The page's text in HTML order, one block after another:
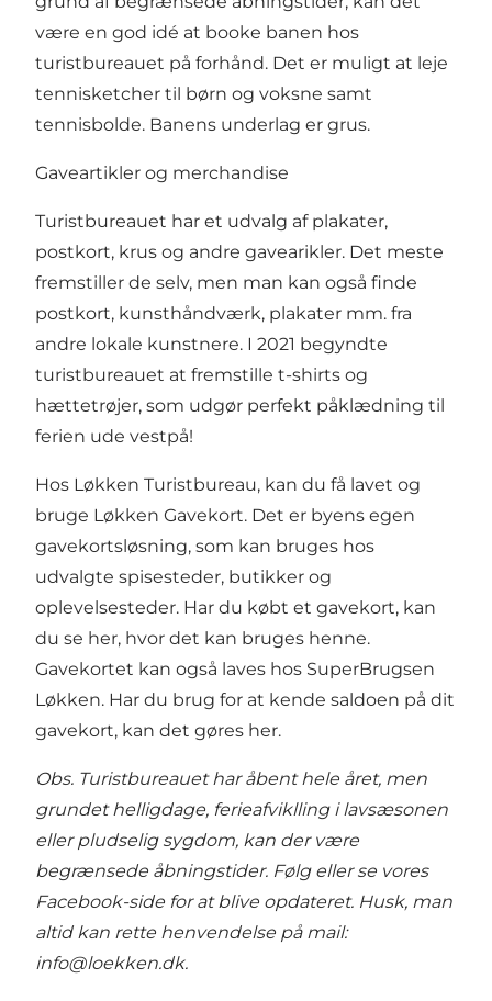
være en god idé at booke banen hos
turistbureauet på forhånd. Det er muligt at leje
tennisketcher til børn og voksne samt
tennisbolde. Banens underlag er grus.
Gaveartikler og merchandise
Turistbureauet har et udvalg af plakater,
postkort, krus og andre gavearikler. Det meste
fremstiller de selv, men man kan også finde
postkort, kunsthåndværk, plakater mm. fra
andre lokale kunstnere. I 2021 begyndte
turistbureauet at fremstille t-shirts og
hættetrøjer, som udgør perfekt påklædning til
ferien ude vestpå!
Hos Løkken Turistbureau, kan du få lavet og
bruge Løkken Gavekort. Det er byens egen
gavekortsløsning, som kan bruges hos
udvalgte spisesteder, butikker og
oplevelsesteder. Har du købt et gavekort, kan
du se her, hvor det kan bruges henne.
Gavekortet kan også laves hos SuperBrugsen
Løkken. Har du brug for at kende saldoen på dit
gavekort, kan det gøres her.
Obs. Turistbureauet har åbent hele året, men
grundet helligdage, ferieafviklling i lavsæsonen
eller pludselig sygdom, kan der være
begrænsede åbningstider. Følg eller se vores
Facebook-side for at blive opdateret. Husk, man
altid kan rette henvendelse på mail:
info@loekken.dk.